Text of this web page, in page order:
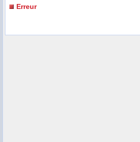
Erreur